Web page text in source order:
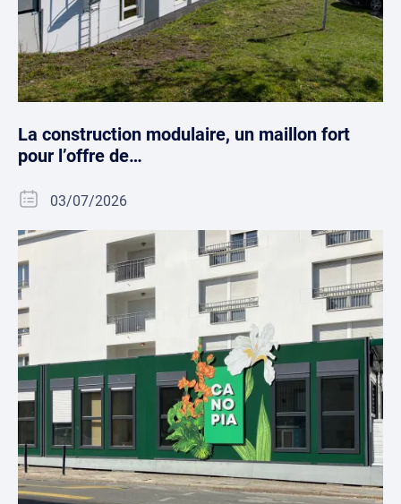
La construction modulaire, un maillon fort
pour l’offre de…
03/07/2026